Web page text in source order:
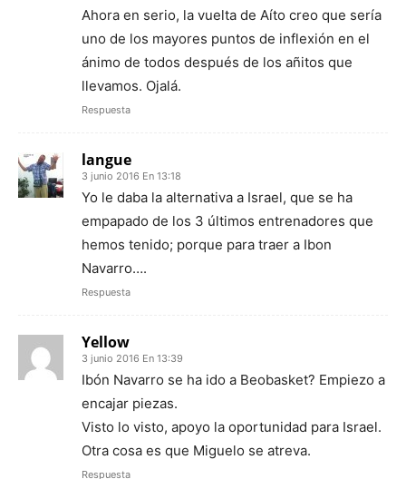
Ahora en serio, la vuelta de Aíto creo que sería
uno de los mayores puntos de inflexión en el
ánimo de todos después de los añitos que
llevamos. Ojalá.
Respuesta
langue
3 junio 2016 En 13:18
Yo le daba la alternativa a Israel, que se ha
empapado de los 3 últimos entrenadores que
hemos tenido; porque para traer a Ibon
Navarro….
Respuesta
Yellow
3 junio 2016 En 13:39
Ibón Navarro se ha ido a Beobasket? Empiezo a
encajar piezas.
Visto lo visto, apoyo la oportunidad para Israel.
Otra cosa es que Miguelo se atreva.
Respuesta